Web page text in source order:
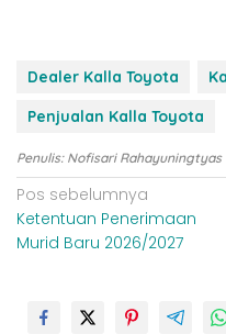
Dealer Kalla Toyota
Penjualan Kalla Toyota
Penulis: Nofisari Rahayuningtyas
N
a
v
Pos sebelumnya
Ketentuan Penerimaan
Murid Baru 2026/2027